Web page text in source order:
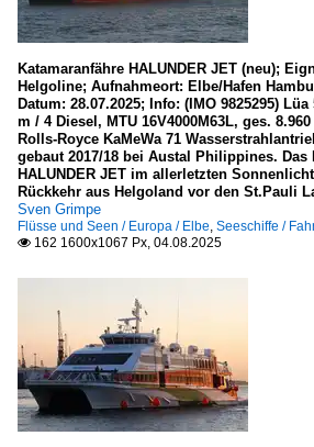
Katamaranfähre HALUNDER JET (neu);
Helgoline; Aufnahmeort: Elbe/Hafen
Datum: 28.07.2025; Info: (IMO 9825295)
m / 4 Diesel, MTU 16V4000M63L, ges.
Rolls-Royce KaMeWa 71
gebaut 2017/18 bei Austal Philippines.
HALUNDER JET im allerletzten
Rückkehr aus Helgoland vor den St.Pauli
Sven Grimpe
Flüsse und Seen / Europa / Elbe, Seeschiffe /
 162 1600x1067 Px, 04.08.2025